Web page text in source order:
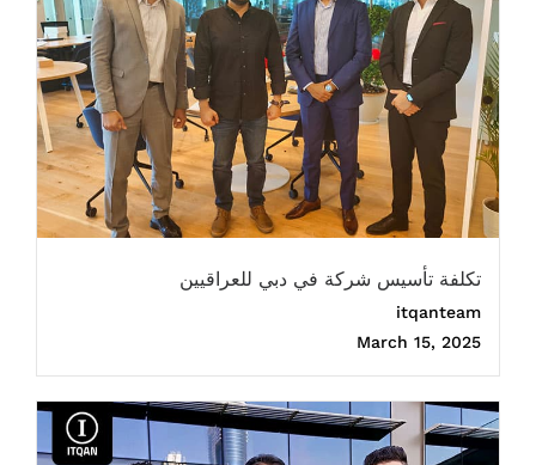
تكلفة تأسيس شركة في دبي للعراقيين
itqanteam
March 15, 2025